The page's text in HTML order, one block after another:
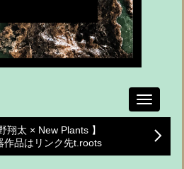
Toggle
翔太 × New Plants 】
作品はリンク先t.roots